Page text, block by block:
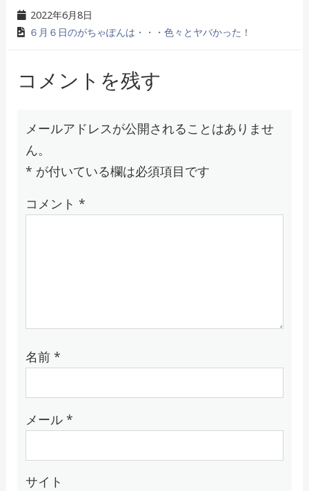
2022年6月8日
６月６日のがちゃぽんは・・・色々とヤバかった！
コメントを残す
メールアドレスが公開されることはありませ
ん。
* が付いている欄は必須項目です
コメント *
名前 *
メール *
サイト